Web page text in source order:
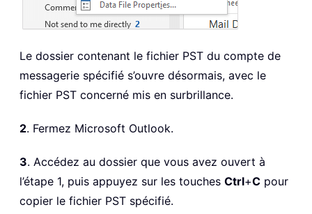
Le dossier contenant le fichier PST du compte de
messagerie spécifié s’ouvre désormais, avec le
fichier PST concerné mis en surbrillance.
2. Fermez Microsoft Outlook.
3. Accédez au dossier que vous avez ouvert à
l’étape 1, puis appuyez sur les touches Ctrl+C pour
copier le fichier PST spécifié.